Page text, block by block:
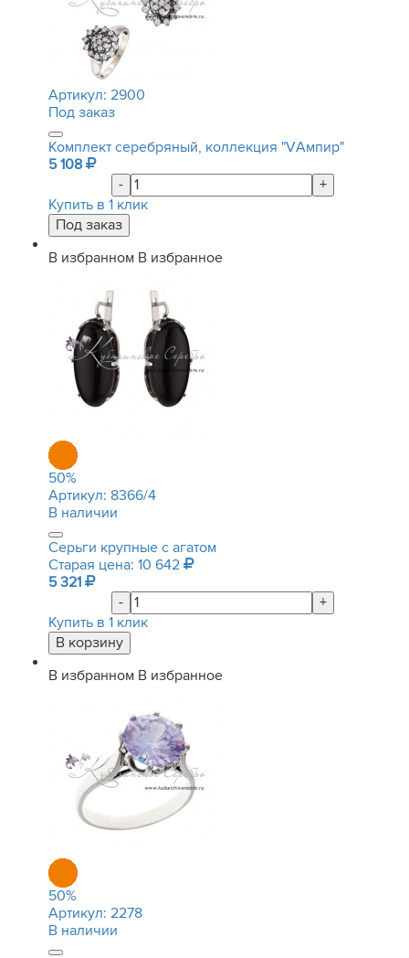
Артикул: 2900
Под заказ
Комплект серебряный, коллекция "VАмпир"
5 108
-
+
Купить в 1 клик
В избранном В избранное
50%
Артикул: 8366/4
В наличии
Серьги крупные с агатом
Старая цена: 10 642
5 321
-
+
Купить в 1 клик
В избранном В избранное
50%
Артикул: 2278
В наличии